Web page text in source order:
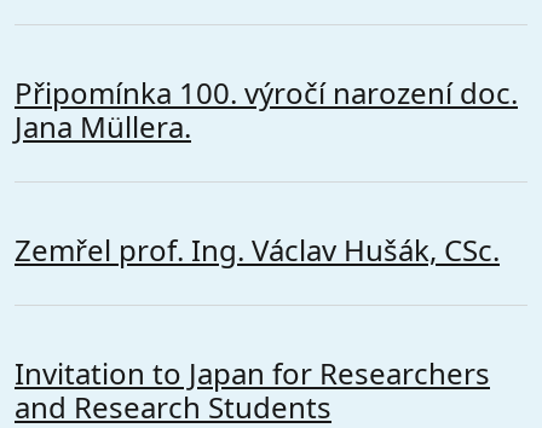
Připomínka 100. výročí narození doc.
Jana Müllera.
Zemřel prof. Ing. Václav Hušák, CSc.
Invitation to Japan for Researchers
and Research Students